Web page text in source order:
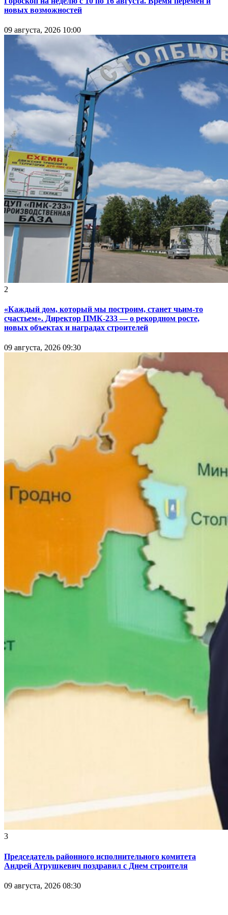
новых возможностей
09 августа, 2026 10:00
2
«Каждый дом, который мы построим, станет чьим-то
счастьем». Директор ПМК-233 — о рекордном росте,
новых объектах и наградах строителей
09 августа, 2026 09:30
3
Председатель районного исполнительного комитета
Андрей Атрушкевич поздравил с Днем строителя
09 августа, 2026 08:30